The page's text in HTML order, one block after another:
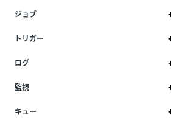
ジョブ
トリガー
ログ
監視
キュー